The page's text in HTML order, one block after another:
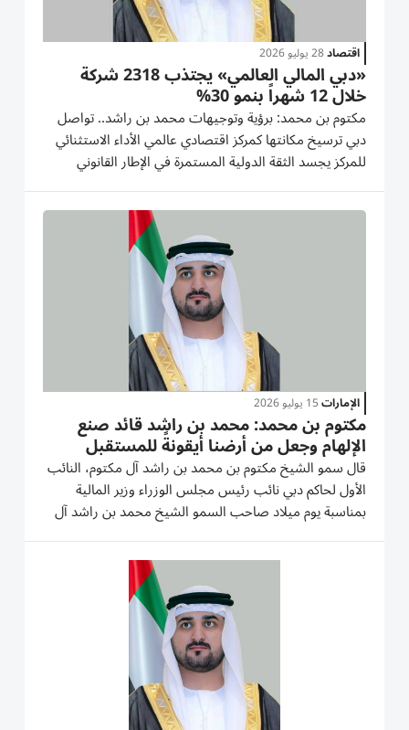
اقتصاد28 يوليو 2026
«دبي المالي العالمي» يجتذب 2318 شركة
خلال 12 شهراً بنمو 30%
مكتوم بن محمد: برؤية وتوجيهات محمد بن راشد.. تواصل
دبي ترسيخ مكانتها كمركز اقتصادي عالمي الأداء الاستثنائي
للمركز يجسد الثقة الدولية المستمرة في الإطار القانوني
والتشريعي النتائج محطة استراتيجية في دعم تحقيق
مستهدفات أجندة دبي الاقتصادية D33 10,018 إجمالي
الإمارات15 يوليو 2026
مكتوم بن محمد: محمد بن راشد قائد صنع
الإلهام وجعل من أرضنا أيقونةً للمستقبل
(فيديو)
قال سمو الشيخ مكتوم بن محمد بن راشد آل مكتوم، النائب
الأول لحاكم دبي نائب رئيس مجلس الوزراء وزير المالية
بمناسبة يوم ميلاد صاحب السمو الشيخ محمد بن راشد آل
مكتوم، نائب رئيس الدولة رئيس مجلس الوزراء حاكم دبي،
رعاه الله: نحتفي بمسيرة قائدٍ صنع الإلهام، وهزم المستحيل،